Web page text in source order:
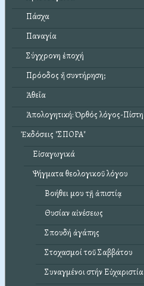
Πάσχα
Παναγία
Σύγχρονη ἐποχή
Πρόοδος ἤ συντήρηση;
Ἀθεΐα
Ἀπολογητική: Ὀρθός λόγος-Πίστη
Ἐκδόσεις "ΣΠΟΡΑ"
Εἰσαγωγικά
Ψήγματα θεολογικοῦ λόγου
Βοήθει μου τῇ ἀπιστίᾳ
Θυσίαν αἰνέσεως
Σπουδή ἀγάπης
Στοχασμοί τοῦ Σαββάτου
Συναγμένοι στήν Εὐχαριστία